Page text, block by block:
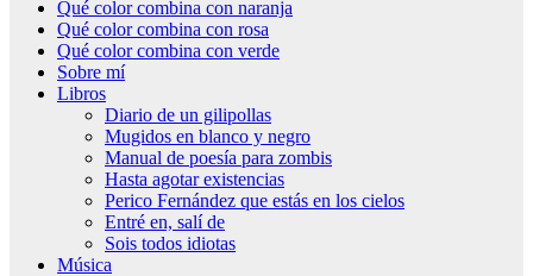
Qué color combina con naranja
Qué color combina con rosa
Qué color combina con verde
Sobre mí
Libros
Diario de un gilipollas
Mugidos en blanco y negro
Manual de poesía para zombis
Hasta agotar existencias
Perico Fernández que estás en los cielos
Entré en, salí de
Sois todos idiotas
Música